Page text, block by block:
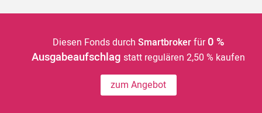
Diesen Fonds durch Smartbrokerfür 0 %
Ausgabeaufschlagstatt regulären 2,50 % kaufen
zum Angebot